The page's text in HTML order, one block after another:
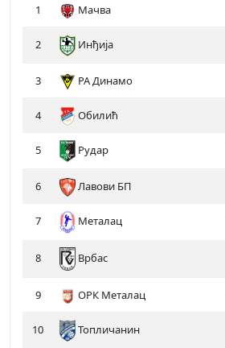
1 Мачва
2 Инђија
3 РА Динамо
4 Обилић
5 Рудар
6 Лавови БП
7 Металац
8 Врбас
9 ОРК Металац
10 Топличанин